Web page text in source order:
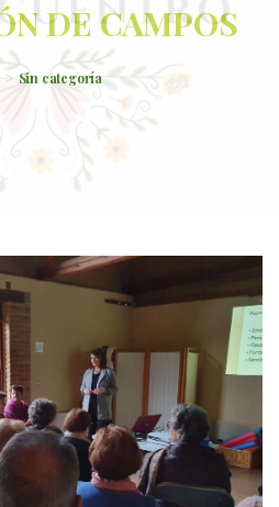
DE CAMPOS
Sin categoría